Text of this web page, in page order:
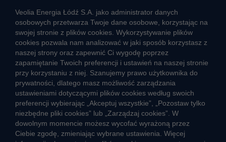
CIEPŁO SYSTEMOWE
Zalety ciepła systemowego
Ciepło przez cały rok
Usługi okołociepłownicze
Informacje ciepła systemowego
Veolia Energia Łódź S.A. jako administrator danych
osobowych przetwarza Twoje dane osobowe, korzystając na
swojej stronie z plików cookies. Wykorzystywanie plików
cookies pozwala nam analizować w jaki sposób korzystasz z
naszej strony oraz zapewnić Ci wygodę poprzez
zapamiętanie Twoich preferencji i ustawień na naszej stronie
przy korzystaniu z niej. Szanujemy prawo użytkownika do
prywatności, dlatego masz możliwość zarządzania
ustawieniami dotyczącymi plików cookies według swoich
preferencji wybierając „Akceptuj wszystkie”, „Pozostaw tylko
niezbędne pliki cookies” lub „Zarządzaj cookies”. W
dowolnym momencie możesz wycofać wyrażoną przez
Ciebie zgodę, zmieniając wybrane ustawienia. Więcej